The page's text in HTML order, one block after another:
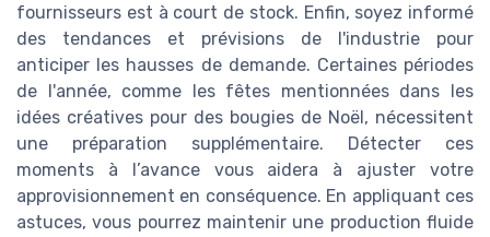
fournisseurs est à court de stock. Enfin, soyez informé
des tendances et prévisions de l'industrie pour
anticiper les hausses de demande. Certaines périodes
de l'année, comme les fêtes mentionnées dans les
idées créatives pour des bougies de Noël, nécessitent
une préparation supplémentaire. Détecter ces
moments à l’avance vous aidera à ajuster votre
approvisionnement en conséquence. En appliquant ces
astuces, vous pourrez maintenir une production fluide